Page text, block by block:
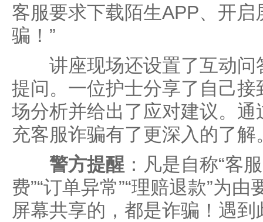
客服要求下载陌生APP、开
骗！”
讲座现场还设置了互动问
提问。一位护士分享了自己
场分析并给出了应对建议。
充客服诈骗有了更深入的了解
警方提醒 ：凡是自称“客
费”“订单异常”“理赔退款”为
屏幕共享的，都是诈骗！遇